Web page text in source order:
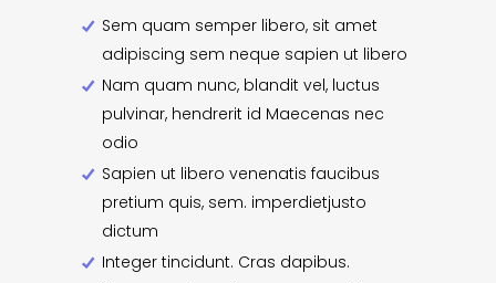
Sem quam semper libero, sit amet
adipiscing sem neque sapien ut libero
Nam quam nunc, blandit vel, luctus
pulvinar, hendrerit id Maecenas nec
odio
Sapien ut libero venenatis faucibus
pretium quis, sem. imperdietjusto
dictum
Integer tincidunt. Cras dapibus.